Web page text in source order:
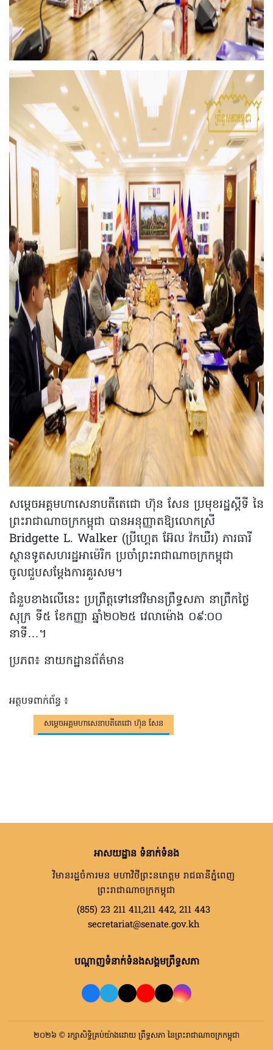
សម្តេចអគ្គមហាសេនាបតីតេជោ ហ៊ុន សែន ប្រមុខរដ្ឋស្តីទី នៃ
ព្រះរាជាណាចក្រកម្ពុជា បានអនុញ្ញាតឱ្យលោកស្រី
Bridgette L. Walker (ប្រីហ្គេត អ៊ែល វ៉កឃឺរ) ភារធារី
ស្ថានទូតសហរដ្ឋអាម៉េរិក ប្រចាំព្រះរាជាណាចក្រកម្ពុជា
ចូលជួបសម្តែងការគួរសម។
ជំនួបខាងលើនេះ ប្រព្រឹត្តទៅនៅវិមានព្រឹទ្ធសភា នាព្រឹកថ្ងៃ
សុក្រ ទី៥ ខែកញ្ញា ឆ្នាំ២០២៥ វេលាម៉ោង ០៩:០០
នាទី…។
ប្រភព៖ នាយកដ្ឋានព័ត៌មាន
អត្ថបទពាក់ព័ន្ធ ៖
សម្តេចអគ្គមហាសេនាបតីតេជោ ហ៊ុន សែន
អាសយដ្ឋាន ទំនាក់ទំនង
វិមានរដ្ឋចំការមន មហាវិថីព្រះនរោត្តម រាជធានីភ្នំពេញ
ព្រះរាជាណាចក្រកម្ពុជា
(855) 23 211 411,211 442, 211 443
secretariat@senate.gov.kh
បណ្តាញទំនាក់ទំនងសង្គមព្រឹទ្ធសភា
២០២៦ © រក្សាសិទ្ធិគ្រប់យ៉ាងដោយ ព្រឹទ្ធសភា នៃព្រះរាជាណាចក្រកម្ពុជា